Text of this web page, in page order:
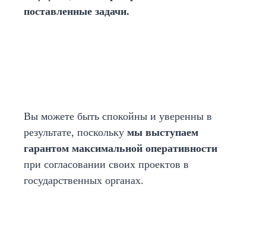
поставленные задачи.
Вы можете быть спокойны и уверенны в
результате, поскольку мы выступаем
гарантом максимальной оперативности
при согласовании своих проектов в
государственных органах.